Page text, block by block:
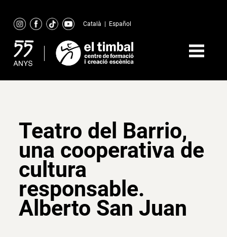
content
Català Español
Teatro del Barrio,
una cooperativa de
cultura
responsable.
Alberto San Juan